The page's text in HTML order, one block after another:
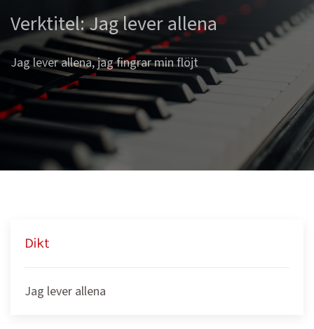
Verktitel: Jag lever allena
Jag lever allena, jag fingrar min flöjt
Dikt
Jag lever allena